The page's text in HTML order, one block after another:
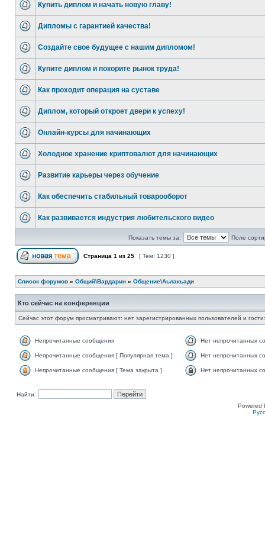
Купить диплом и начать новую главу!
Дипломы с гарантией качества!
Создайте свое будущее с нашим дипломом!
Купите диплом и покорите рынок труда!
Как проходит операция на суставе
Диплом, который откроет двери к успеху!
Онлайн-курсы для начинающих
Холодное хранение криптовалют для начинающих
Развитие карьеры через обучение
Как обеспечить стабильный товарооборот
Как развивается индустрия любительского видео
Показать темы за: Поле
Страница 1 из 25 [ Тем: 1230 ]
Список форумов » Общий\Вардарин » Общение\Аьлакьади
Кто сейчас на конференции
Сейчас этот форум просматривают: нет зарегистрированных пользователей и
Непрочитанные сообщения Нет непрочитанных
Непрочитанные сообщения [ Популярная тема ] Нет непрочитанных
Непрочитанные сообщения [ Тема закрыта ] Нет непрочитанных
Найти:
Powered